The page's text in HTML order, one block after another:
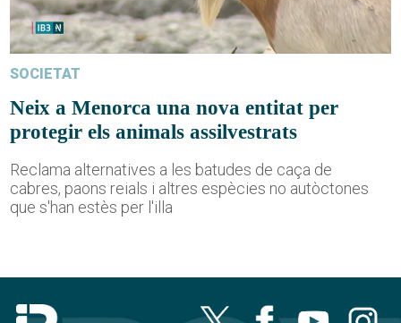
SOCIETAT
Neix a Menorca una nova entitat per
protegir els animals assilvestrats
Reclama alternatives a les batudes de caça de
cabres, paons reials i altres espècies no autòctones
que s'han estès per l'illa